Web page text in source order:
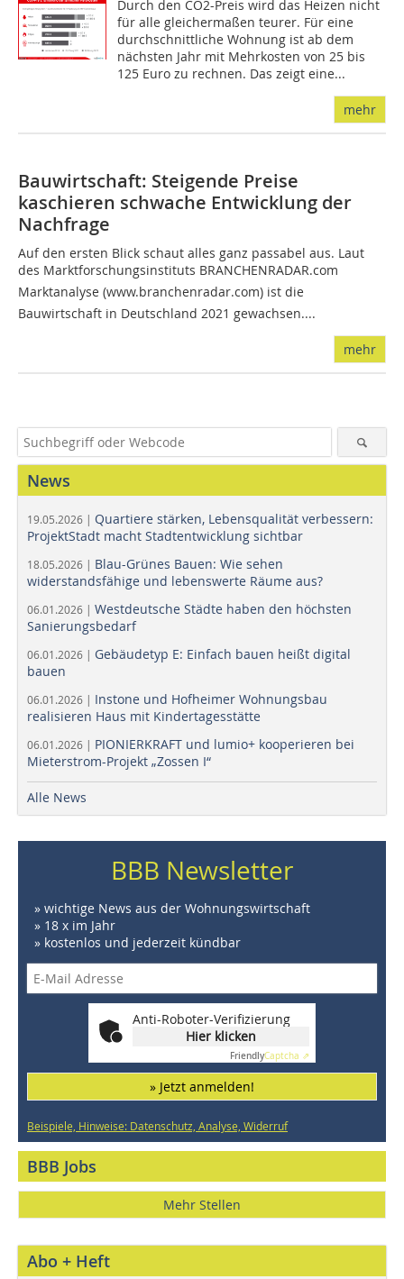
Durch den CO2-Preis wird das Heizen nicht
für alle gleichermaßen teurer. Für eine
durchschnittliche Wohnung ist ab dem
nächsten Jahr mit Mehrkosten von 25 bis
125 Euro zu rechnen. Das zeigt eine...
mehr
Bauwirtschaft: Steigende Preise
kaschieren schwache Entwicklung der
Nachfrage
Auf den ersten Blick schaut alles ganz passabel aus. Laut
des Marktforschungsinstituts BRANCHENRADAR.com
Marktanalyse (www.branchenradar.com) ist die
Bauwirtschaft in Deutschland 2021 gewachsen....
mehr
News
19.05.2026 | Quartiere stärken, Lebensqualität verbessern:
ProjektStadt macht Stadtentwicklung sichtbar
18.05.2026 | Blau-Grünes Bauen: Wie sehen
widerstandsfähige und lebenswerte Räume aus?
06.01.2026 | Westdeutsche Städte haben den höchsten
Sanierungsbedarf
06.01.2026 | Gebäudetyp E: Einfach bauen heißt digital
bauen
06.01.2026 | Instone und Hofheimer Wohnungsbau
realisieren Haus mit Kindertagesstätte
06.01.2026 | PIONIERKRAFT und lumio+ kooperieren bei
Mieterstrom-Projekt „Zossen I“
Alle News
BBB Newsletter
» wichtige News aus der Wohnungswirtschaft
» 18 x im Jahr
» kostenlos und jederzeit kündbar
Anti-Roboter-Verifizierung
Hier klicken
FriendlyCaptcha ⇗
» Jetzt anmelden!
Beispiele, Hinweise: Datenschutz, Analyse, Widerruf
BBB Jobs
Mehr Stellen
Abo + Heft